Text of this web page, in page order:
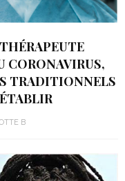
CORONAVIRUS,
TRADITIONNELS
B